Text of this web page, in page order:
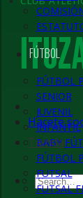
CLUB
Hacete
Tienda
FÚTBOL
FÚTBOL
SENIOR
JUVENIL
INFANTIL
BABY
FÚTBOL
FUTSAL
FUTSAL